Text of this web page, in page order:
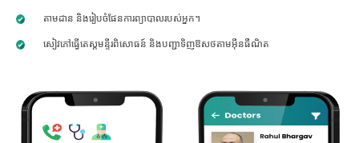
តាមដាន និងរៀបចំផែនការព្យាបាលរបស់អ្នក។
សៀវភៅធ្វើតេស្តមន្ទីរពិសោធន៍ និងបញ្ជាទិញឱសថតាមអ៊ីនធឺណិត